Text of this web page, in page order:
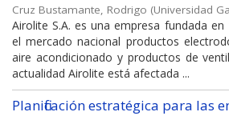
Cruz Bustamante, Rodrigo (Universidad
Airolite S.A. es una empresa fundada
el mercado nacional productos
aire acondicionado y productos de
actualidad Airolite está afectada ...
Planificación estratégica para las